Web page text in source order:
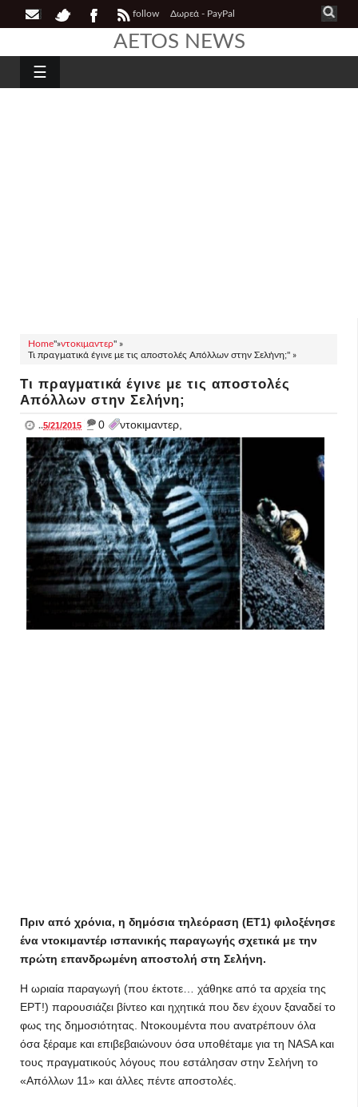
follow Δωρεά - PayPal
AETOS NEWS
☰
Home"»ντοκιμαντερ" »
Τι πραγματικά έγινε με τις αποστολές Απόλλων στην Σελήνη;" »
Τι πραγματικά έγινε με τις αποστολές
Απόλλων στην Σελήνη;
..5/21/2015 _ 0 ντοκιμαντερ,
Πριν από χρόνια, η δημόσια τηλεόραση (ΕΤ1) φιλοξένησε
ένα ντοκιμαντέρ ισπανικής παραγωγής σχετικά με την
πρώτη επανδρωμένη αποστολή στη Σελήνη.
Η ωριαία παραγωγή (που έκτοτε… χάθηκε από τα αρχεία της
ΕΡΤ!) παρουσιάζει βίντεο και ηχητικά που δεν έχουν ξαναδεί το
φως της δημοσιότητας. Ντοκουμέντα που ανατρέπουν όλα
όσα ξέραμε και επιβεβαιώνουν όσα υποθέταμε για τη NASA και
τους πραγματικούς λόγους που εστάλησαν στην Σελήνη το
«Απόλλων 11» και άλλες πέντε αποστολές.